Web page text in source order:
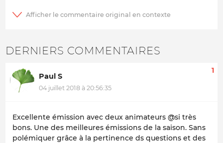
DERNIERS COMMENTAIRES
Paul S
04 juillet 2018 à 20:56:35
1
Excellente émission avec deux animateurs @si très
bons. Une des meilleures émissions de la saison. Sans
polémiquer grâce à la pertinence ds questions et des